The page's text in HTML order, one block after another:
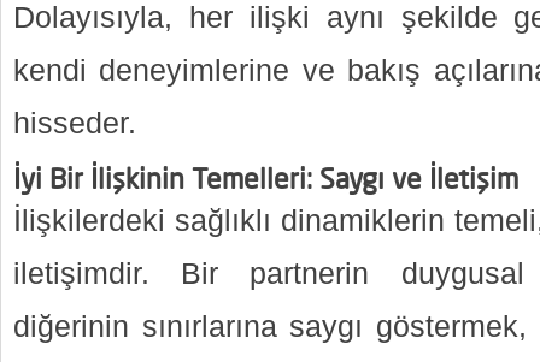
Dolayısıyla, her ilişki aynı şekilde
kendi deneyimlerine ve bakış
hisseder.
İyi Bir İlişkinin Temelleri: Saygı ve İletişim
İlişkilerdeki sağlıklı dinamiklerin
iletişimdir. Bir partnerin duygusal
diğerinin sınırlarına saygı